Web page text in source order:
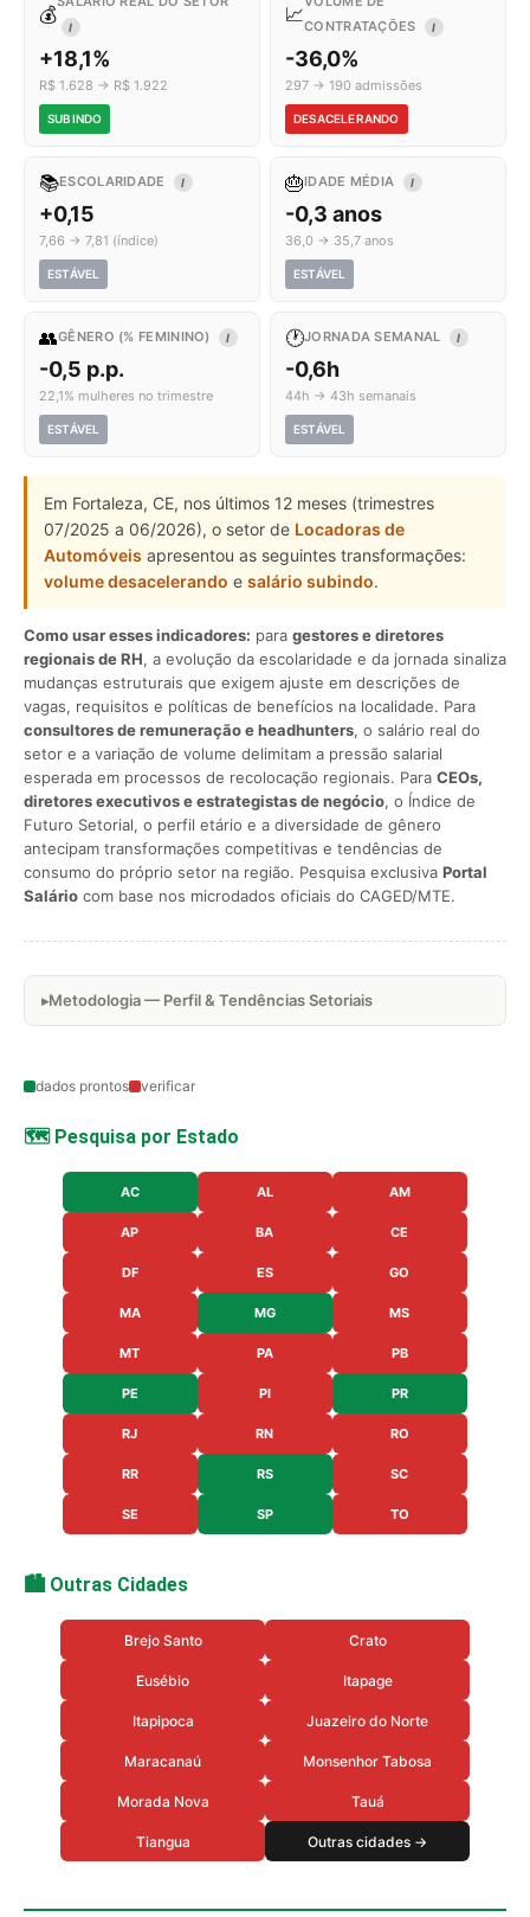
💰
I
+18,1%
R$ 1.628 → R$ 1.922
SUBINDO
📈CONTRATAÇÕES
I
-36,0%
297 → 190 admissões
DESACELERANDO
📚ESCOLARIDADE I
+0,15
7,66 → 7,81 (índice)
ESTÁVEL
🎂IDADE MÉDIA I
-0,3 anos
36,0 → 35,7 anos
ESTÁVEL
👥GÊNERO (% FEMININO) I
-0,5 p.p.
22,1% mulheres no trimestre
ESTÁVEL
🕐JORNADA SEMANAL I
-0,6h
44h → 43h semanais
ESTÁVEL
Em Fortaleza, CE, nos últimos 12 meses (trimestres
07/2025 a 06/2026), o setor de Locadoras de
Automóveis apresentou as seguintes transformações:
volume desacelerando e salário subindo.
Como usar esses indicadores: para gestores e diretores
regionais de RH, a evolução da escolaridade e da jornada sinaliza
mudanças estruturais que exigem ajuste em descrições de
vagas, requisitos e políticas de benefícios na localidade. Para
consultores de remuneração e headhunters, o salário real do
setor e a variação de volume delimitam a pressão salarial
esperada em processos de recolocação regionais. Para CEOs,
diretores executivos e estrategistas de negócio, o Índice de
Futuro Setorial, o perfil etário e a diversidade de gênero
antecipam transformações competitivas e tendências de
consumo do próprio setor na região. Pesquisa exclusiva Portal
Salário com base nos microdados oficiais do CAGED/MTE.
Metodologia — Perfil & Tendências Setoriais
dados prontos verificar
🗺️ Pesquisa por Estado
AC AL AM
AP BA CE
DF ES GO
MA MG MS
MT PA PB
PE PI PR
RJ RN RO
RR RS SC
SE SP TO
🏙️ Outras Cidades
Brejo Santo Crato
Eusébio Itapage
Itapipoca Juazeiro do Norte
Maracanaú Monsenhor Tabosa
Morada Nova Tauá
Tiangua Outras cidades →